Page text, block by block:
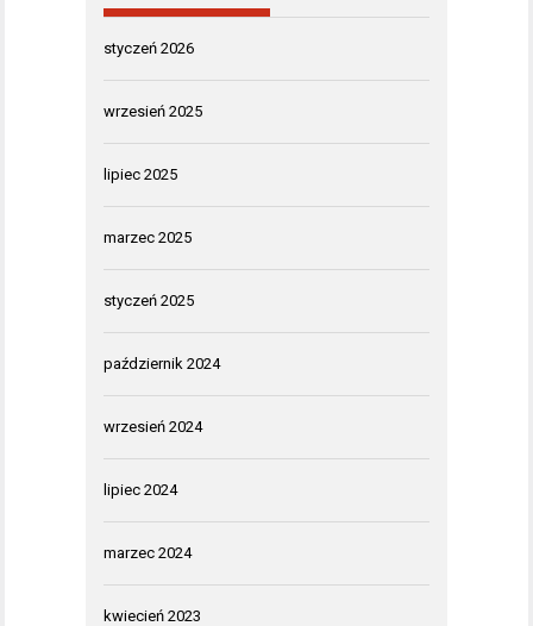
styczeń 2026
wrzesień 2025
lipiec 2025
marzec 2025
styczeń 2025
październik 2024
wrzesień 2024
lipiec 2024
marzec 2024
kwiecień 2023